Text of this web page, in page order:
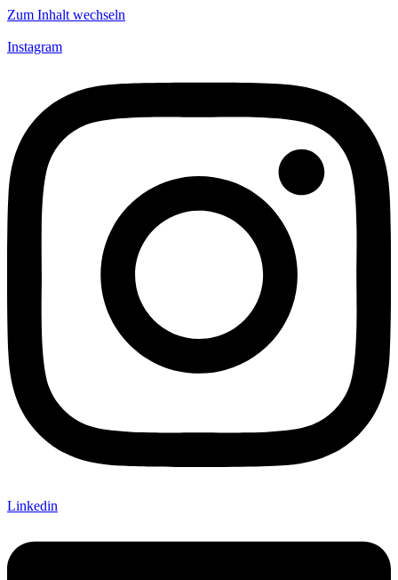
Zum Inhalt wechseln
Instagram
Linkedin